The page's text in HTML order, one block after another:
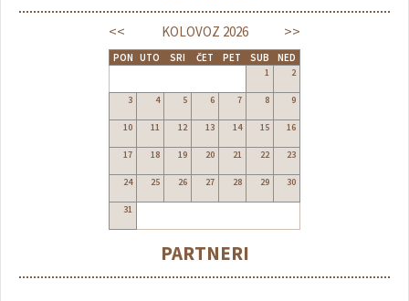
<< >>
KOLOVOZ 2026
PON UTO SRI ČET PET SUB NED
1 2
3 4 5 6 7 8 9
10 11 12 13 14 15 16
17 18 19 20 21 22 23
24 25 26 27 28 29 30
31
PARTNERI